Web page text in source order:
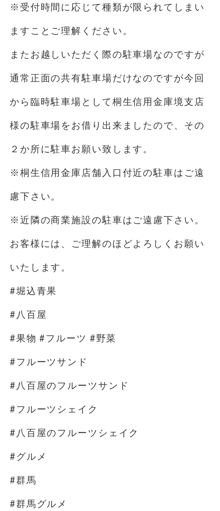
※受付時間に応じて種類が限られてしまい
ますことご理解ください。
またお越しいただく際の駐車場なのですが
通常正面の共有駐車場だけなのですが今回
から臨時駐車場として桐生信用金庫境支店
様の駐車場をお借り出来ましたので、その
２か所に駐車お願い致します。
※桐生信用金庫店舗入口付近の駐車はご遠
慮下さい。
※近隣の商業施設の駐車はご遠慮下さい。
お客様には、ご理解のほどよろしくお願い
いたします。
#堀込青果
#八百屋
#果物 #フルーツ #野菜
#フルーツサンド
#八百屋のフルーツサンド
#フルーツシェイク
#八百屋のフルーツシェイク
#グルメ
#群馬
#群馬グルメ